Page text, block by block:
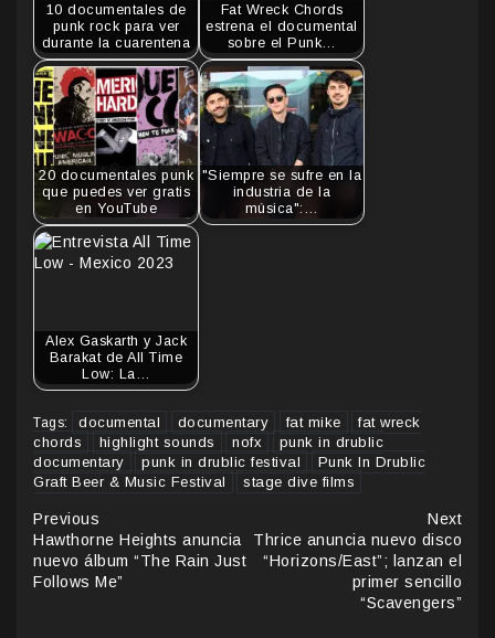
10 documentales de
punk rock para ver
durante la cuarentena
Fat Wreck Chords
estrena el documental
sobre el Punk…
20 documentales punk
que puedes ver gratis
en YouTube
"Siempre se sufre en la
industria de la
música":…
Alex Gaskarth y Jack
Barakat de All Time
Low: La…
Tags: documental documentary fat mike
fat wreck
chords
highlight sounds nofx
punk in drublic
documentary
punk in drublic festival
Punk In Drublic
Graft Beer & Music Festival
stage dive films
Continue
Reading
Previous
Hawthorne Heights anuncia
nuevo álbum “The Rain Just
Follows Me”
Next
Thrice anuncia nuevo disco
“Horizons/East”; lanzan el
primer sencillo
“Scavengers”